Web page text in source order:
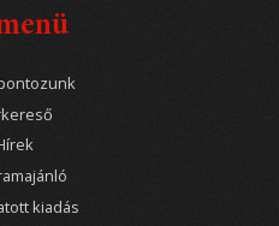
kiadás